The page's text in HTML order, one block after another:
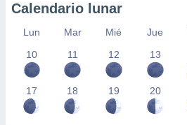
Calendario lunar
Lun Mar Mié Jue
10
11 12 13
17 18 19 20